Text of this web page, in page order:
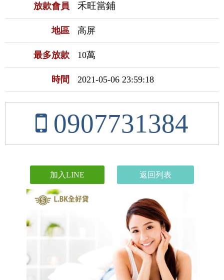
放款會員 禾旺當鋪
地區 高屏
最多放款 10萬
時間 2021-05-06 23:59:18
0907731384
加入LINE 返回列表